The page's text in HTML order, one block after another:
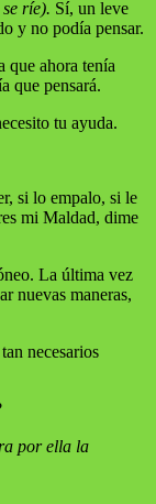
ríe). Sí, un leve
y no podía pensar.
que ahora tenía
que pensará.
tu ayuda.
si lo empalo, si le
mi Maldad, dime
La última vez
nuevas maneras,
necesarios
por ella la